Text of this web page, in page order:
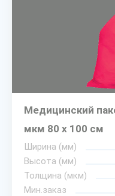
Медицинский
мкм 80 х 100 см
Ширина (мм)
Высота (мм)
Толщина (мкм)
Мин.заказ